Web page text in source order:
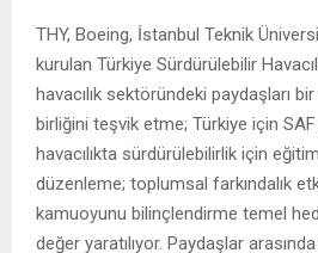
THY, Boeing, İstanbul Teknik
kurulan Türkiye Sürdürülebilir
havacılık sektöründeki paydaşları
birliğini teşvik etme; Türkiye için
havacılıkta sürdürülebilirlik için
düzenleme; toplumsal farkındalık
kamuoyunu bilinçlendirme temel
değer yaratılıyor. Paydaşlar